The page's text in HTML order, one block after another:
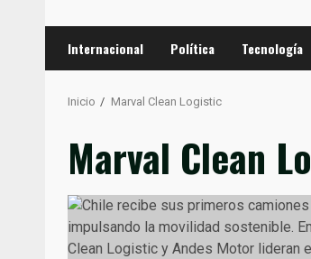
Internacional Política Tecnología
Inicio Marval Clean Logistic
Marval Clean